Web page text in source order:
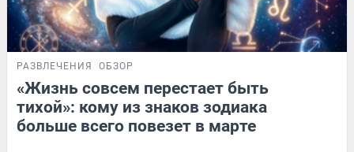
РАЗВЛЕЧЕНИЯ ОБЗОР
«Жизнь совсем перестает быть
тихой»: кому из знаков зодиака
больше всего повезет в марте